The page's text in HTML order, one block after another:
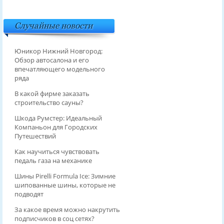
Случайные новости
Юникор Нижний Новгород:
Обзор автосалона и его
впечатляющего модельного
ряда
В какой фирме заказать
строительство сауны?
Шкода Румстер: Идеальный
Компаньон для Городских
Путешествий
Как научиться чувствовать
педаль газа на механике
Шины Pirelli Formula Ice: Зимние
шипованные шины, которые не
подводят
За какое время можно накрутить
подписчиков в соц сетях?